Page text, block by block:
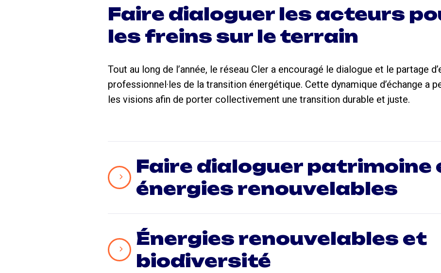
Faire dialoguer les acteurs
les freins sur le terrain
Tout au long de l’année, le réseau Cler a encouragé le dialogue et le partage
professionnel·les de la transition énergétique. Cette dynamique d’échange a
les visions afin de porter collectivement une transition durable et juste.
Faire dialoguer patrimoine
énergies renouvelables
Énergies renouvelables et
biodiversité